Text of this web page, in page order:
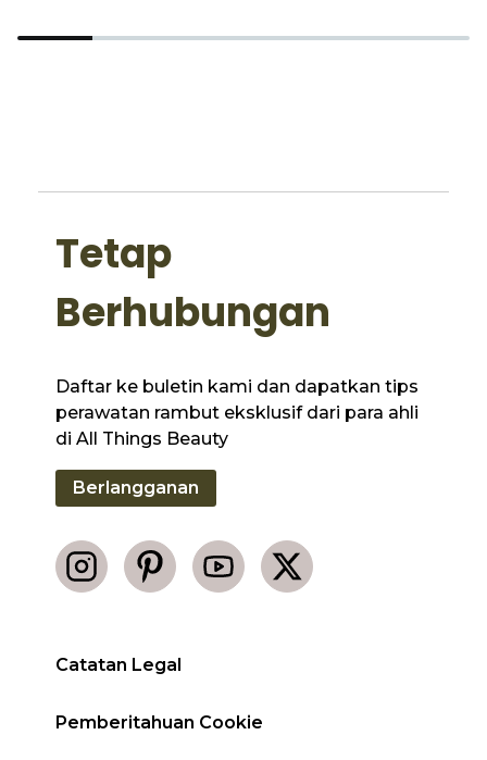
Catatan Legal
Pemberitahuan Cookie
Tetap
Berhubungan
Daftar ke buletin kami dan dapatkan tips
perawatan rambut eksklusif dari para ahli
di All Things Beauty
Berlangganan